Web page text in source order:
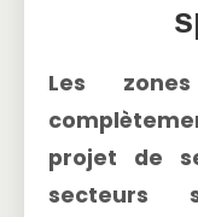
Les
projet de
secteurs